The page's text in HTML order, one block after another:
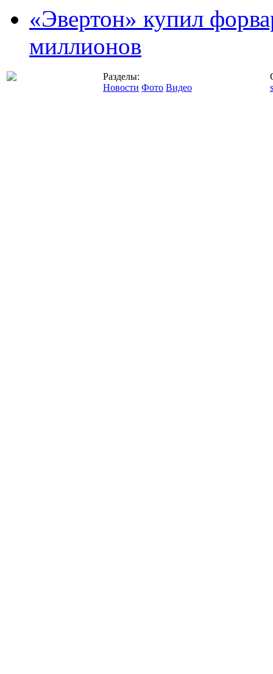
«Эвертон» купил
миллионов
Разделы:
Новости Фото Видео